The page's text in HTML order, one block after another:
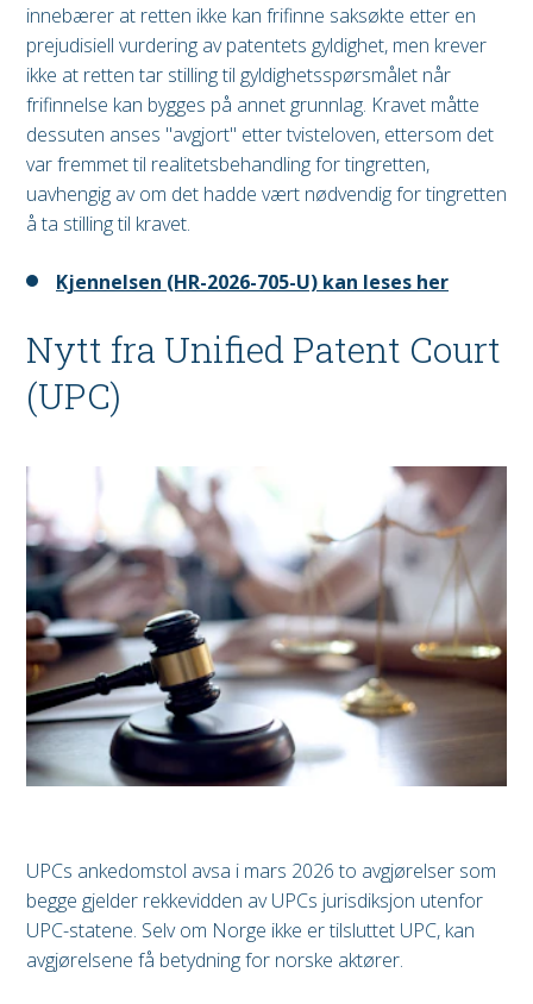
innebærer at retten ikke kan frifinne saksøkte etter en
prejudisiell vurdering av patentets gyldighet, men krever
ikke at retten tar stilling til gyldighetsspørsmålet når
frifinnelse kan bygges på annet grunnlag. Kravet måtte
dessuten anses "avgjort" etter tvisteloven, ettersom det
var fremmet til realitetsbehandling for tingretten,
uavhengig av om det hadde vært nødvendig for tingretten
å ta stilling til kravet.
Kjennelsen (HR-2026-705-U) kan leses her
Nytt fra Unified Patent Court
(UPC)
UPCs ankedomstol avsa i mars 2026 to avgjørelser som
begge gjelder rekkevidden av UPCs jurisdiksjon utenfor
UPC-statene. Selv om Norge ikke er tilsluttet UPC, kan
avgjørelsene få betydning for norske aktører.